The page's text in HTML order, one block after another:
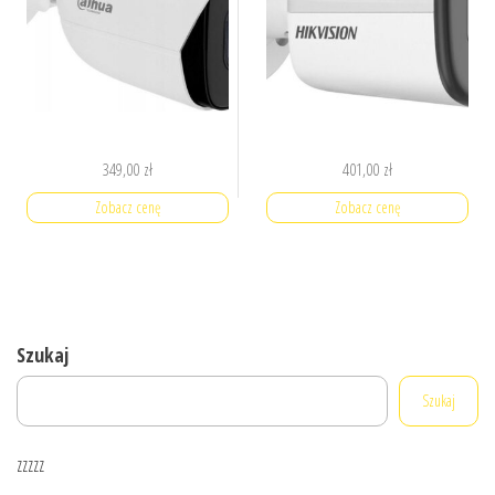
349,00 zł
Zobacz cenę
401,00 zł
Zobacz cenę
Szukaj
Szukaj
zzzzz